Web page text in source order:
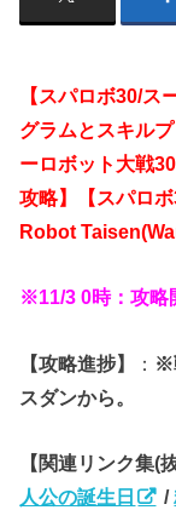
【スパロボ30/ス
グラムとスキル
ーロボット大戦
攻略】【スパロ
Robot
※11/3 0時：攻略
【攻略進捗】 ： ※
スダンから。
【関連リンク集(
人公の誕生日
/